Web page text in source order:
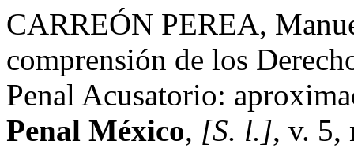
CARREÓN PEREA,
comprensión de los
Penal Acusatorio:
Penal México, [S. l.], v. 5,